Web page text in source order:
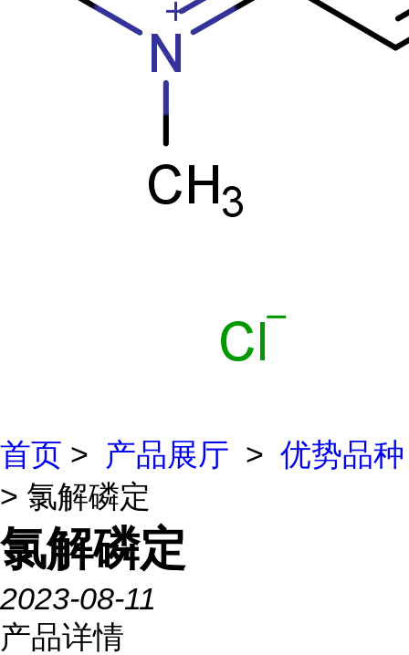
首页 > 产品展厅 > 优势品种
> 氯解磷定
氯解磷定
2023-08-11
产品详情